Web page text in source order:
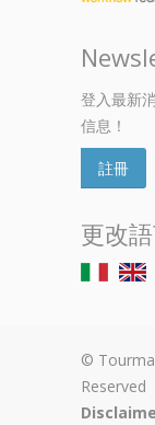
登入最新
信息！
註冊
更改
©
Reserved